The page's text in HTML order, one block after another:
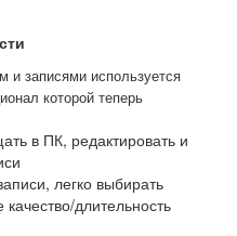
и записями используется
которой теперь
в ПК, редактировать и
легко выбирать
длительность